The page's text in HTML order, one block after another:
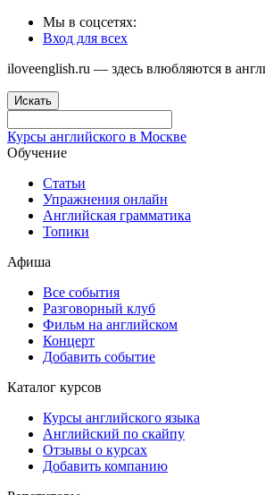
Мы в соцсетях:
Вход для всех
iloveenglish.ru — здесь влюбляются в
Искать
Курсы английского в Москве
Обучение
Статьи
Упражнения онлайн
Английская грамматика
Топики
Афиша
Все события
Разговорный клуб
Фильм на английском
Концерт
Добавить событие
Каталог курсов
Курсы английского языка
Английский по скайпу
Отзывы о курсах
Добавить компанию